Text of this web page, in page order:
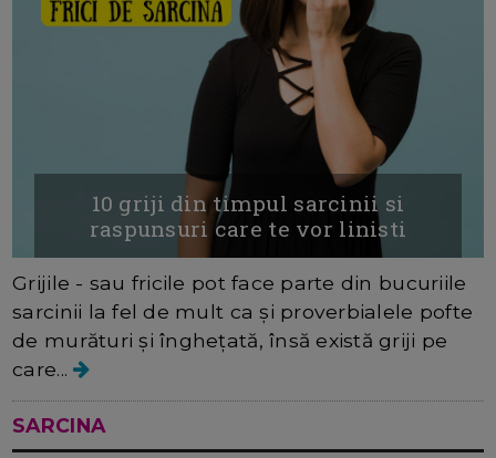
10 griji din timpul sarcinii si
raspunsuri care te vor linisti
Grijile - sau fricile pot face parte din bucuriile
sarcinii la fel de mult ca și proverbialele pofte
de murături și înghețată, însă există griji pe
care...
SARCINA